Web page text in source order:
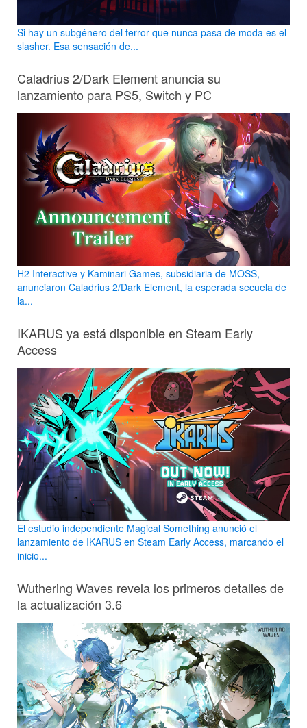
Si hay un subgénero del terror que nunca pasa de moda es el
slasher. Esa sensación de...
Caladrius 2/Dark Element anuncia su
lanzamiento para PS5, Switch y PC
H2 Interactive y Kaminari Games, subsidiaria de MOSS,
anunciaron Caladrius 2/Dark Element, la esperada secuela de
la...
IKARUS ya está disponible en Steam Early
Access
El estudio independiente Magical Something anunció el
lanzamiento de IKARUS en Steam Early Access, marcando el
inicio...
Wuthering Waves revela los primeros detalles de
la actualización 3.6